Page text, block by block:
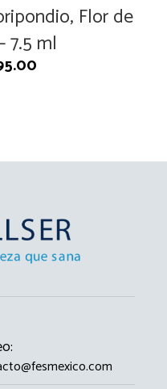
Flor de
7.5 ml